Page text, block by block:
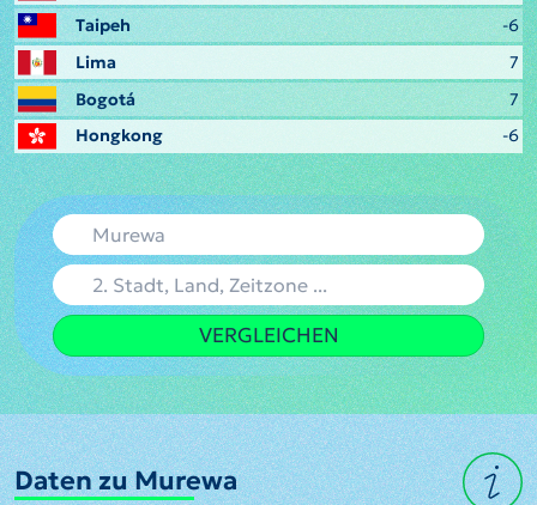
Taipeh
-6
Lima
7
Bogotá
7
Hongkong
-6
VERGLEICHEN
Daten zu Murewa